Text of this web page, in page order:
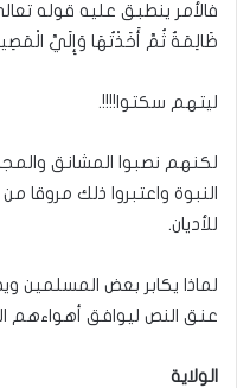
فالأمر ينطبق عليه قوله
ظَالِمَةٌ ثُمَّ أَخَذْتُهَا وَإِلَيَّ
ليتهم سكتوا!!!!.
لكنهم نصبوا المشانق
النبوة واعتبروا ذلك مروقا
للأديان.
لماذا يكابر بعض المسلمين
عنق النص ليوافق أهواءهم
الولاية